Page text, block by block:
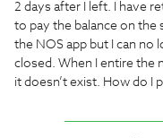
2 days after I left. I have
to pay the balance on
the NOS app but I can no
closed. When I entire the
it doesn’t exist. How do I